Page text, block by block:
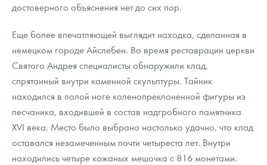
достоверного объяснения нет до сих пор.
Еще более впечатляющей выглядит находка, сделанная в
немецком городе Айслебен. Во время реставрации церкви
Святого Андрея специалисты обнаружили клад,
спрятанный внутри каменной скульптуры. Тайник
находился в полой ноге коленопреклоненной фигуры из
песчаника, входившей в состав надгробного памятника
XVI века. Место было выбрано настолько удачно, что клад
оставался незамеченным почти четыреста лет. Внутри
находились четыре кожаных мешочка с 816 монетами.